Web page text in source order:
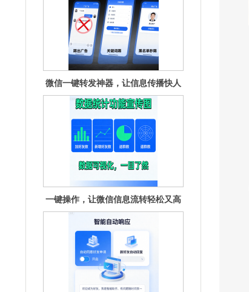
微信一键转发神器，让信息传播快人
一步！
一键操作，让微信信息流转轻松又高
效
畅享多样数字资源，开启*可能之旅